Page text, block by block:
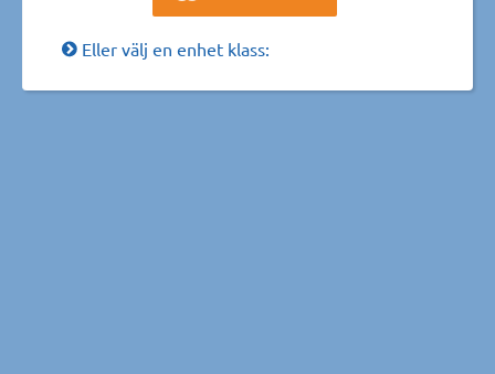
Eller välj en enhet klass: